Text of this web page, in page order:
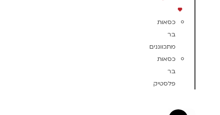
כסאות
בר
מתכווננים
כסאות
בר
פלסטיק